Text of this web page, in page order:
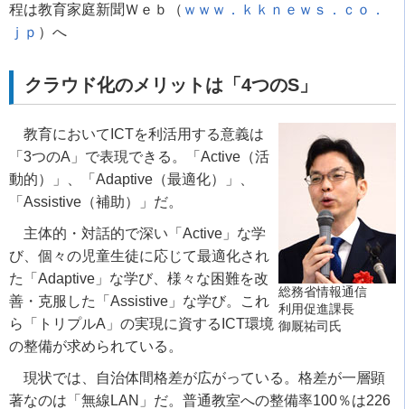
程は教育家庭新聞Ｗｅｂ（ ｗｗｗ．ｋｋｎｅｗｓ．ｃｏ．
ｊｐ ）へ
クラウド化のメリットは「4つのS」
総務省情報通信
利用促進課長
御厩祐司氏
教育においてICTを利活用する意義は
「3つのA」で表現できる。「Active（活
動的）」、「Adaptive（最適化）」、
「Assistive（補助）」だ。
主体的・対話的で深い「Active」な学
び、個々の児童生徒に応じて最適化され
た「Adaptive」な学び、様々な困難を改
善・克服した「Assistive」な学び。これ
ら「トリプルA」の実現に資するICT環境
の整備が求められている。
現状では、自治体間格差が広がっている。格差が一層顕
著なのは「無線LAN」だ。普通教室への整備率100％は226